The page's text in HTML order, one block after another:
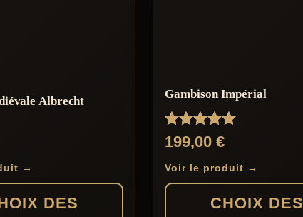
Albrecht
→
DES
Gambison Impérial
Note
5.00
sur 5
199,00 €
Voir le produit →
CHOIX DES